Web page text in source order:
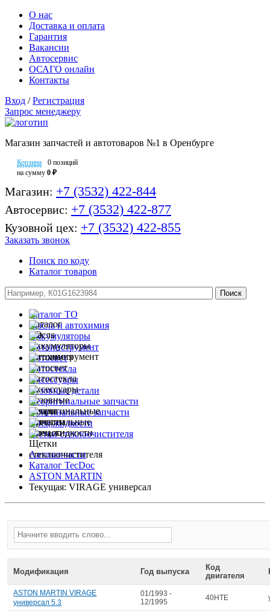
О нас
Доставка и оплата
Гарантия
Вакансии
Автосервис
ОСАГО онлайн
Контакты
Вход / Регистрация
Запрос менеджеру
Магазин запчастей и автотоваров №1 в Оренбурге
Корзина
0 позиций
на сумму 0 ₽
Магазин: +7 (3532) 422-844
Автосервис: +7 (3532) 422-877
Кузовной цех: +7 (3532) 422-855
Заказать звонок
Поиск по коду
Каталог товаров
Каталог ТО
Масла и автохимия
Аккумуляторы
Автоинструмент
Автосвет
Автостекла
Аксессуары
Кузовные детали
Неоригинальные запчасти
Оригинальные запчасти
Спец.жидкости
Щетки стеклоочистителя
Автозапчасти
Каталог TecDoc
ASTON MARTIN
Текущая: VIRAGE универсал
Модификация Год выпуска
Код
двигателя
ASTON MARTIN VIRAGE
универсал 5.3
01/1993 -
12/1995
40HTE